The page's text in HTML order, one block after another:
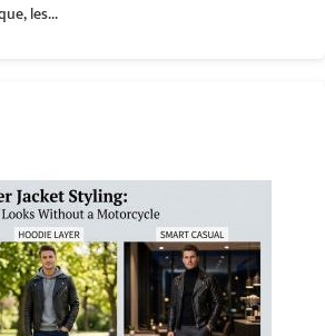
les...